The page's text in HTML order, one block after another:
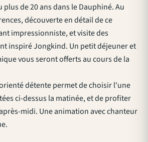
de 20 ans dans le Dauphiné. Au
découverte en détail de ce
impressionniste, et visite des
inspiré Jongkind. Un petit déjeuner et
vous seront offerts au cours de la
détente permet de choisir l'une
ci-dessus la matinée, et de profiter
midi. Une animation avec chanteur